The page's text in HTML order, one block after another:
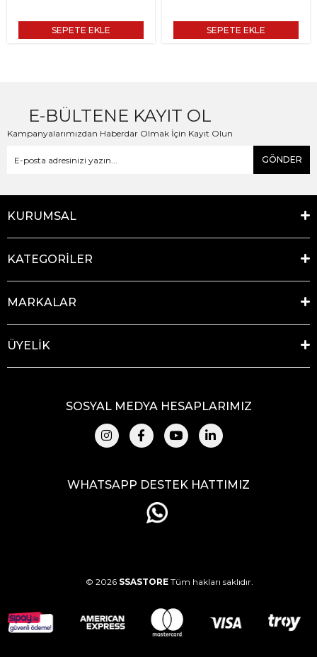
SEPETE EKLE SEPETE EKLE
E-BÜLTENE KAYIT OL
Kampanyalarımızdan Haberdar Olmak İçin Kayıt Olun
GÖNDER
KURUMSAL
KATEGORİLER
MARKALAR
ÜYELİK
SOSYAL MEDYA HESAPLARIMIZ
WHATSAPP DESTEK HATTIMIZ
© 2026 SSASTORE Tüm hakları saklıdır.